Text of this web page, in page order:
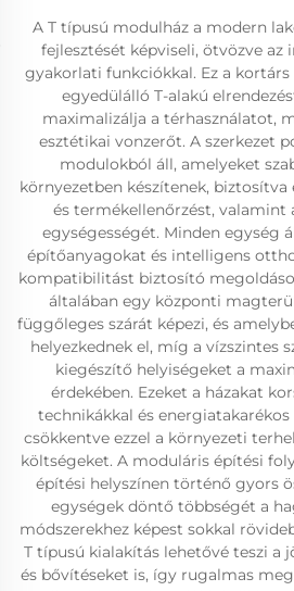
A T típusú modulház a modern
fejlesztését képviseli, ötvözve az
gyakorlati funkciókkal. Ez a
egyedülálló T-alakú
maximalizálja a térhasználatot,
esztétikai vonzerőt. A szerkezet
modulokból áll, amelyeket
környezetben készítenek, biztosítva
és termékellenőrzést, valamint
egységességét. Minden egység
építőanyagokat és intelligens
kompatibilitást biztosító
általában egy központi
függőleges szárát képezi, és
helyezkednek el, míg a vízszintes
kiegészítő helyiségeket a
érdekében. Ezeket a házakat
technikákkal és
csökkentve ezzel a környezeti
költségeket. A moduláris építési
építési helyszínen történő gyors
egységek döntő többségét a
módszerekhez képest sokkal
T típusú kialakítás lehetővé teszi a
és bővítéseket is, így rugalmas